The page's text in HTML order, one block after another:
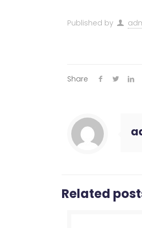
Published by
Share
Related